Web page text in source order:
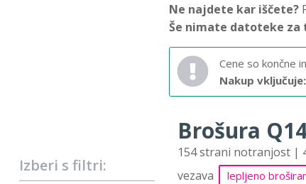
Izberi s filtri:
Ne najdete kar iščete?
Še nimate datoteke za
Cene so končne in
Nakup vključuje:
Brošura
154 strani notranjost |
vezava
lepljeno